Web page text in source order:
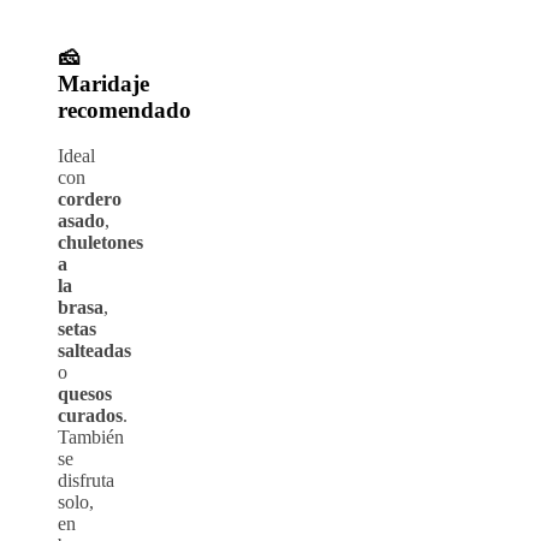
🧀
Maridaje
recomendado
Ideal
con
cordero
asado,
chuletones
a
la
brasa,
setas
salteadas
o
quesos
curados.
También
se
disfruta
solo,
en